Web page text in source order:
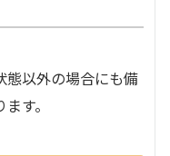
態以外の場合にも備
す。